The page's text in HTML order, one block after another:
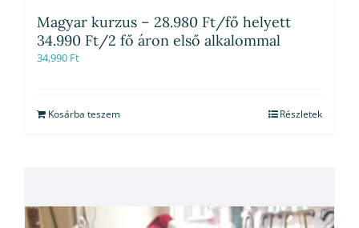
Magyar kurzus – 28.980 Ft/fő helyett
34.990 Ft/2 fő áron első alkalommal
34,990 Ft
Kosárba teszem Részletek